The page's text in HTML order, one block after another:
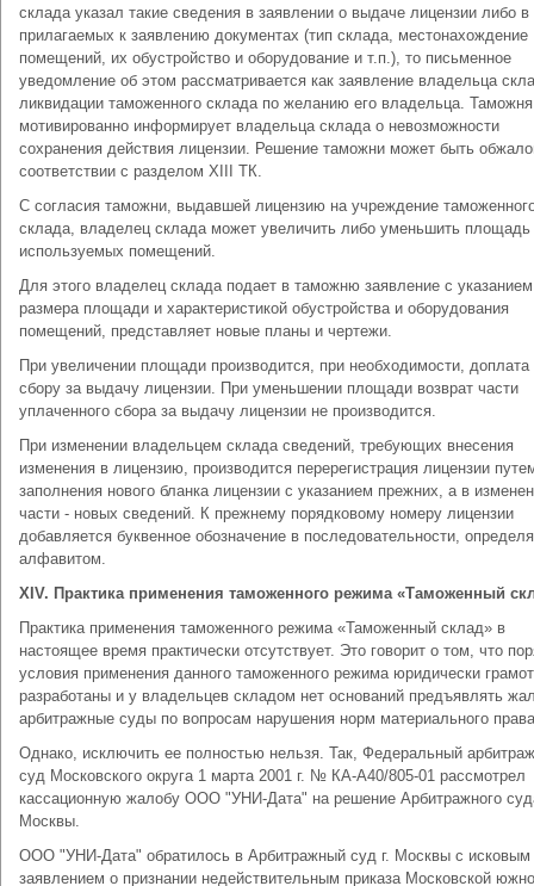
склада указал такие сведения в заявлении о выдаче лицензии либо в
прилагаемых к заявлению документах (тип склада, местонахождение
помещений, их обустройство и оборудование и т.п.), то письменное
уведомление об этом рассматривается как заявление владельца
ликвидации таможенного склада по желанию его владельца. Таможня
мотивированно информирует владельца склада о невозможности
сохранения действия лицензии. Решение таможни может быть
соответствии с разделом ХIII ТК.
С согласия таможни, выдавшей лицензию на учреждение
склада, владелец склада может увеличить либо уменьшить площадь
используемых помещений.
Для этого владелец склада подает в таможню заявление с указанием
размера площади и характеристикой обустройства и оборудования
помещений, представляет новые планы и чертежи.
При увеличении площади производится, при необходимости, доплата
сбору за выдачу лицензии. При уменьшении площади возврат части
уплаченного сбора за выдачу лицензии не производится.
При изменении владельцем склада сведений, требующих внесения
изменения в лицензию, производится перерегистрация лицензии
заполнения нового бланка лицензии с указанием прежних, а в
части - новых сведений. К прежнему порядковому номеру лицензии
добавляется буквенное обозначение в последовательности,
алфавитом.
XIV. Практика применения таможенного режима «Таможенный
Практика применения таможенного режима «Таможенный склад» в
настоящее время практически отсутствует. Это говорит о том, что
условия применения данного таможенного режима юридически
разработаны и у владельцев складом нет оснований предъявлять
арбитражные суды по вопросам нарушения норм материального
Однако, исключить ее полностью нельзя. Так, Федеральный
суд Московского округа 1 марта 2001 г. № КА-А40/805-01 рассмотрел
кассационную жалобу ООО "УНИ-Дата" на решение Арбитражного
Москвы.
ООО "УНИ-Дата" обратилось в Арбитражный суд г. Москвы с исковым
заявлением о признании недействительным приказа Московской